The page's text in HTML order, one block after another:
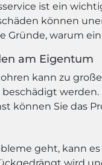
ist ein
können
Gründe, warum
am Eigentum
kann zu
können Sie das
geht, kann